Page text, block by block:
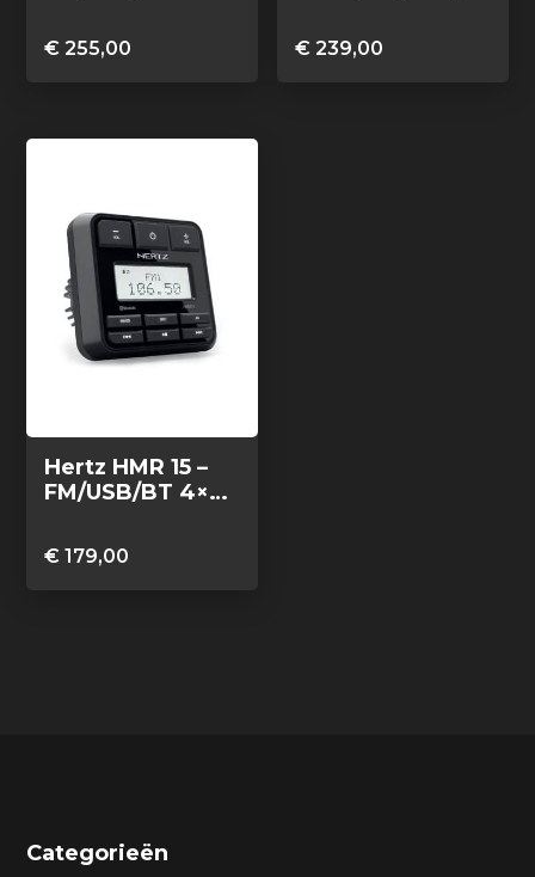
€ 255,00 € 239,00
Hertz HMR 15 –
FM/USB/BT 4×50
€ 179,00
Categorieën